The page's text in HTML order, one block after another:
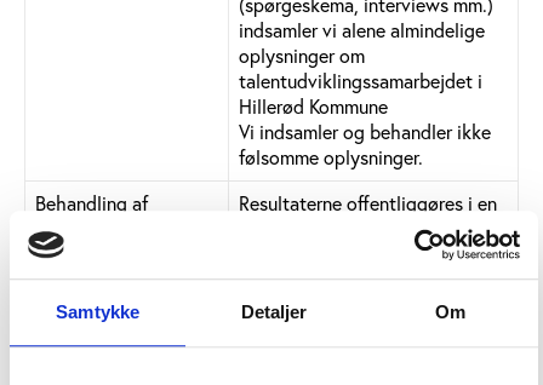
Samtykke Detaljer Om
(spørgeskema, interviews mm.)
indsamler vi alene almindelige
oplysninger om
talentudviklingssamarbejdet i
Hillerød Kommune
Vi indsamler og behandler ikke
følsomme oplysninger.
Behandling af
personoplysninger
Resultaterne offentliggøres i en
form, så besvarelser fra
enkeltpersoner ikke kan
genkendes.
Dine personoplysninger og